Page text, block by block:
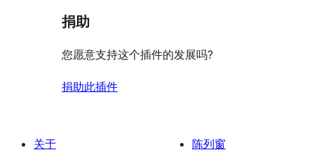
捐助
您愿意支持这个插件的发展吗?
捐助此插件
关于
陈列窗